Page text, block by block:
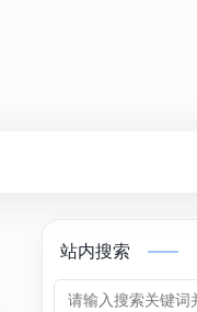
站内搜索